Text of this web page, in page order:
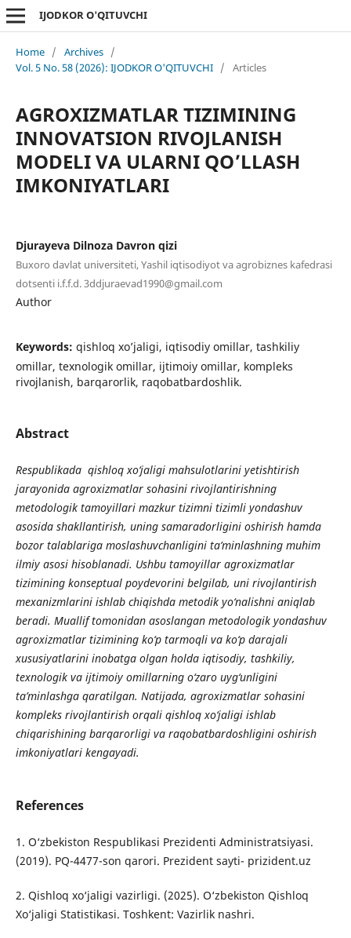
IJODKOR O'QITUVCHI
Home / Archives /
Vol. 5 No. 58 (2026): IJODKOR O'QITUVCHI / Articles
AGROXIZMATLAR TIZIMINING
INNOVATSION RIVOJLANISH
MODELI VA ULARNI QO’LLASH
IMKONIYATLARI
Djurayeva Dilnoza Davron qizi
Buxoro davlat universiteti, Yashil iqtisodiyot va agrobiznes kafedrasi
dotsenti i.f.f.d. 3ddjuraevad1990@gmail.com
Author
Keywords: qishloq xo’jaligi, iqtisodiy omillar, tashkiliy
omillar, texnologik omillar, ijtimoiy omillar, kompleks
rivojlanish, barqarorlik, raqobatbardoshlik.
Abstract
Respublikada qishloq xo‘jaligi mahsulotlarini yetishtirish
jarayonida agroxizmatlar sohasini rivojlantirishning
metodologik tamoyillari mazkur tizimni tizimli yondashuv
asosida shakllantirish, uning samaradorligini oshirish hamda
bozor talablariga moslashuvchanligini ta’minlashning muhim
ilmiy asosi hisoblanadi. Ushbu tamoyillar agroxizmatlar
tizimining konseptual poydevorini belgilab, uni rivojlantirish
mexanizmlarini ishlab chiqishda metodik yo‘nalishni aniqlab
beradi. Muallif tomonidan asoslangan metodologik yondashuv
agroxizmatlar tizimining ko‘p tarmoqli va ko‘p darajali
xususiyatlarini inobatga olgan holda iqtisodiy, tashkiliy,
texnologik va ijtimoiy omillarning o‘zaro uyg‘unligini
ta’minlashga qaratilgan. Natijada, agroxizmatlar sohasini
kompleks rivojlantirish orqali qishloq xo‘jaligi ishlab
chiqarishining barqarorligi va raqobatbardoshligini oshirish
imkoniyatlari kengayadi.
References
1. O‘zbekiston Respublikasi Prezidenti Administratsiyasi.
(2019). PQ-4477-son qarori. Prezident sayti- prizident.uz
2. Qishloq xo‘jaligi vazirligi. (2025). O‘zbekiston Qishloq
Xo‘jaligi Statistikasi. Toshkent: Vazirlik nashri.